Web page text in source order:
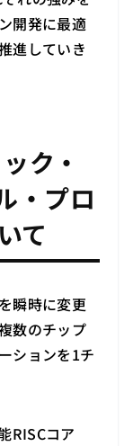
開発に最適
進していき
ク・
・プロ
て
瞬時に変更
数のチップ
ションを1チ
RISCコア